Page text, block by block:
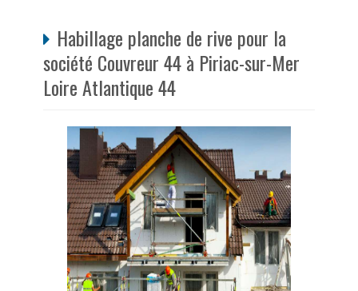
Habillage planche de rive pour la
société Couvreur 44 à Piriac-sur-Mer
Loire Atlantique 44